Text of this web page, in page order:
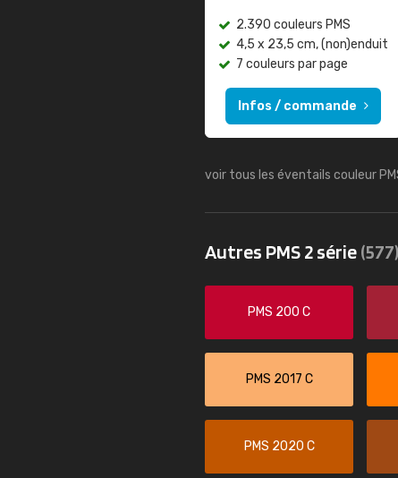
2.390 couleurs PMS
4,5 x 23,5 cm, (non)enduit
7 couleurs par page
Infos / commande
voir tous les éventails couleur
Autres PMS 2 série(577)
PMS 200 C
PMS 2017 C
PMS 2020 C